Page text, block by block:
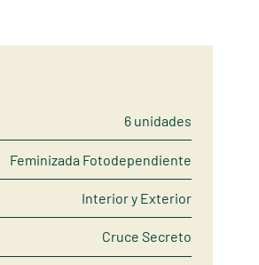
6 unidades
Feminizada Fotodependiente
Interior y Exterior
Cruce Secreto